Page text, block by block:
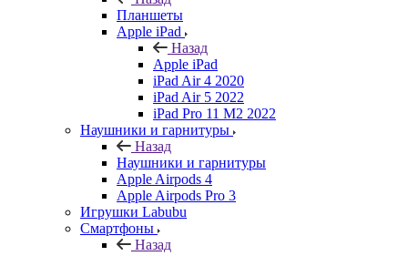
Планшеты
Apple iPad
Назад
Apple iPad
iPad Air 4 2020
iPad Air 5 2022
iPad Pro 11 M2 2022
Наушники и гарнитуры
Назад
Наушники и гарнитуры
Apple Airpods 4
Apple Airpods Pro 3
Игрушки Labubu
Смартфоны
Назад